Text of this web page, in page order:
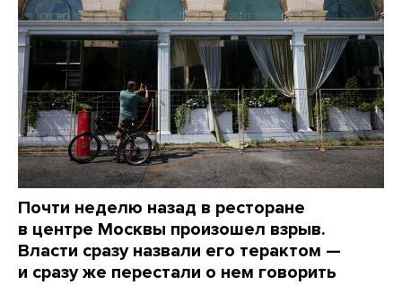
Почти неделю назад в ресторане
в центре Москвы произошел взрыв.
Власти сразу назвали его терактом —
и сразу же перестали о нем говорить